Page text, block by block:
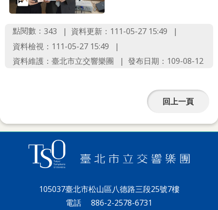
明
點閱數： 343
資料更新：111-05-27 15:49
資料檢視：111-05-27 15:49
資料維護：臺北市立交響樂團
發布日期：109-08-12
回上一頁
105037臺北市松山區八德路三段25號7樓
電話
886-2-2578-6731